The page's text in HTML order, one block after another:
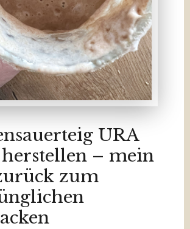
URA
herstellen – mein
zum